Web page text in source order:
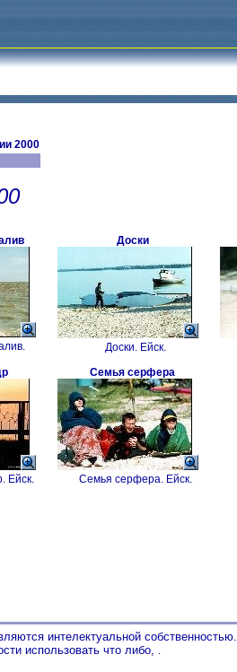
2000
Доски
Доски. Ейск.
Ейск.
Семья серфера
Семья серфера. Ейск.
интелектуальной собственностью.
использовать что либо, .